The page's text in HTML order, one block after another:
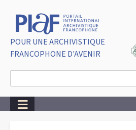
POUR UNE ARCHIVISTIQUE
FRANCOPHONE D'AVENIR